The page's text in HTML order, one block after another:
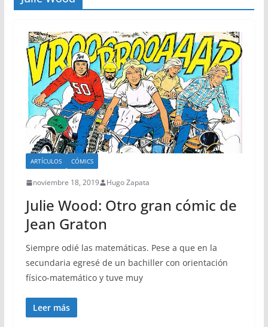
ARTÍCULOS CÓMICS
noviembre 18, 2019 Hugo Zapata
Julie Wood: Otro gran cómic de
Jean Graton
Siempre odié las matemáticas. Pese a que en la
secundaria egresé de un bachiller con orientación
físico-matemático y tuve muy
Leer más